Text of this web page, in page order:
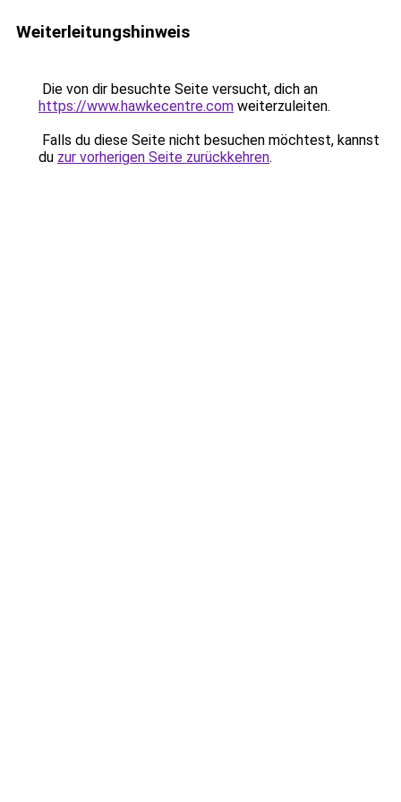
Weiterleitungshinweis
Die von dir besuchte Seite versucht, dich an
https://www.hawkecentre.com weiterzuleiten.
Falls du diese Seite nicht besuchen möchtest, kannst
du zur vorherigen Seite zurückkehren.